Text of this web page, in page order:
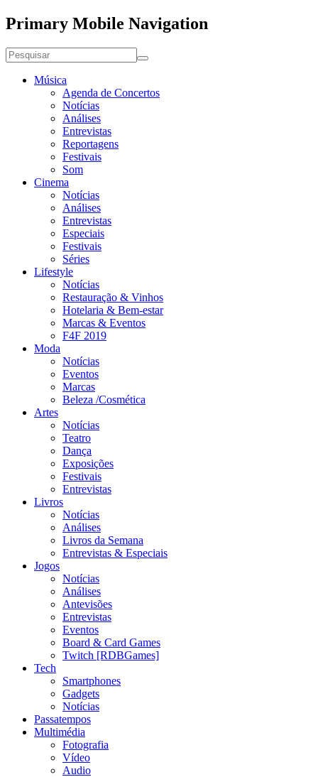
Primary Mobile Navigation
Música
Agenda de Concertos
Notícias
Análises
Entrevistas
Reportagens
Festivais
Som
Cinema
Notícias
Análises
Entrevistas
Especiais
Festivais
Séries
Lifestyle
Notícias
Restauração & Vinhos
Hotelaria & Bem-estar
Marcas & Eventos
F4F 2019
Moda
Notícias
Eventos
Marcas
Beleza /Cosmética
Artes
Notícias
Teatro
Dança
Exposições
Festivais
Entrevistas
Livros
Notícias
Análises
Livros da Semana
Entrevistas & Especiais
Jogos
Notícias
Análises
Antevisões
Entrevistas
Eventos
Board & Card Games
Twitch [RDBGames]
Tech
Smartphones
Gadgets
Notícias
Passatempos
Multimédia
Fotografia
Vídeo
Audio